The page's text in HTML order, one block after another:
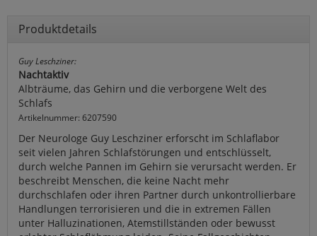
Produktdetails
Guy Leschziner:
Nachtaktiv
Albträume, das Gehirn und die verborgene Welt des
Schlafs
Artikelnummer: 6207590
Der Neurologe Guy Leschziner erforscht im Schlaflabor
seit vielen Jahren Schlafstörungen und entschlüsselt,
durch welche Pannen im Gehirn sie verursacht werden. Er
beschreibt Menschen, die keine Nacht mehr
durchschlafen oder ihren Partner durch unkontrollierbare
Handlungen terrorisieren und die in extremen Fällen
unter Halluzinationen, Atemstillständen oder bewusst